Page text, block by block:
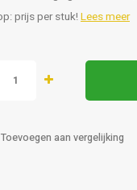
prijs per stuk!Lees meer
Toevoegen aan vergelijking